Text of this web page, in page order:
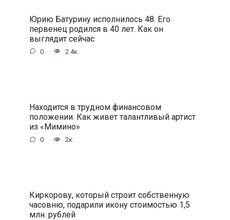
Юрию Батурину исполнилось 48. Его
первенец родился в 40 лет. Как он
выглядит сейчас
0 2.4к.
Находится в трудном финансовом
положении. Как живет талантливый артист
из «Мимино»
0 2к.
Киркорову, который строит собственную
часовню, подарили икону стоимостью 1,5
млн. рублей